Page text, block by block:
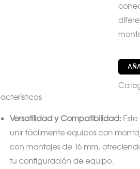
Versatilidad y Compatibilidad:
unir fácilmente equipos con
con montajes de 16 mm,
tu configuración de equipo.